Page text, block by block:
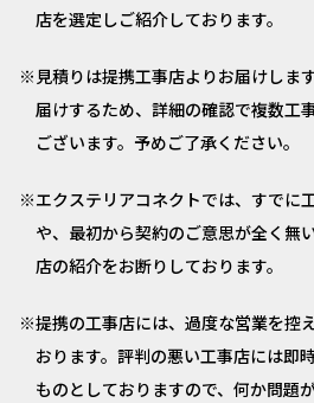
店を選定しご紹介しております。
見積りは提携工事店よりお届けしま
届けするため、詳細の確認で複数工
ございます。予めご了承ください。
エクステリアコネクトでは、すでに
や、最初から契約のご意思が全く無
店の紹介をお断りしております。
提携の工事店には、過度な営業を控
おります。評判の悪い工事店には即
ものとしておりますので、何か問題